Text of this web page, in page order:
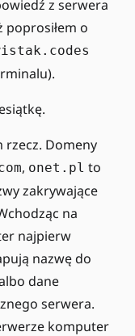
z serwera
poprosiłem o
rzecz. Domeny
, onet.pl to
zakrywające
na
najpierw
nazwę do
dane
serwera.
komputer